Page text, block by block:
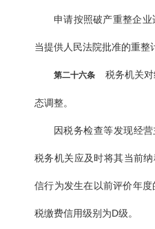
申请按照破产重整企
当提供人民法院批准的重整
第二十六条 税务机关对
态调整。
因税务检查等发现经
税务机关应及时将其当前
信行为发生在以前评价年
税缴费信用级别为D级。